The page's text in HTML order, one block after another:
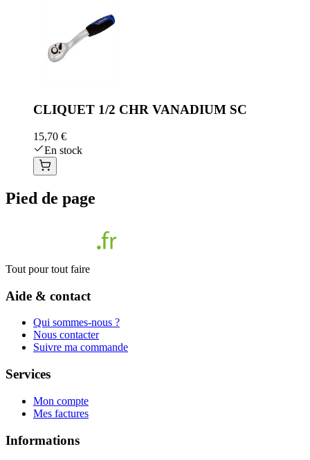
CLIQUET 1/2 CHR VANADIUM SC
15,70 €
En stock
Pied de page
Tout pour tout faire
Aide & contact
Qui sommes-nous ?
Nous contacter
Suivre ma commande
Services
Mon compte
Mes factures
Informations